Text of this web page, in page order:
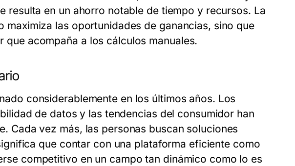
resulta en un ahorro notable de tiempo y recursos. La
las oportunidades de ganancias, sino que
acompaña a los cálculos manuales.
considerablemente en los últimos años. Los
de datos y las tendencias del consumidor han
Cada vez más, las personas buscan soluciones
que contar con una plataforma eficiente como
competitivo en un campo tan dinámico como lo es